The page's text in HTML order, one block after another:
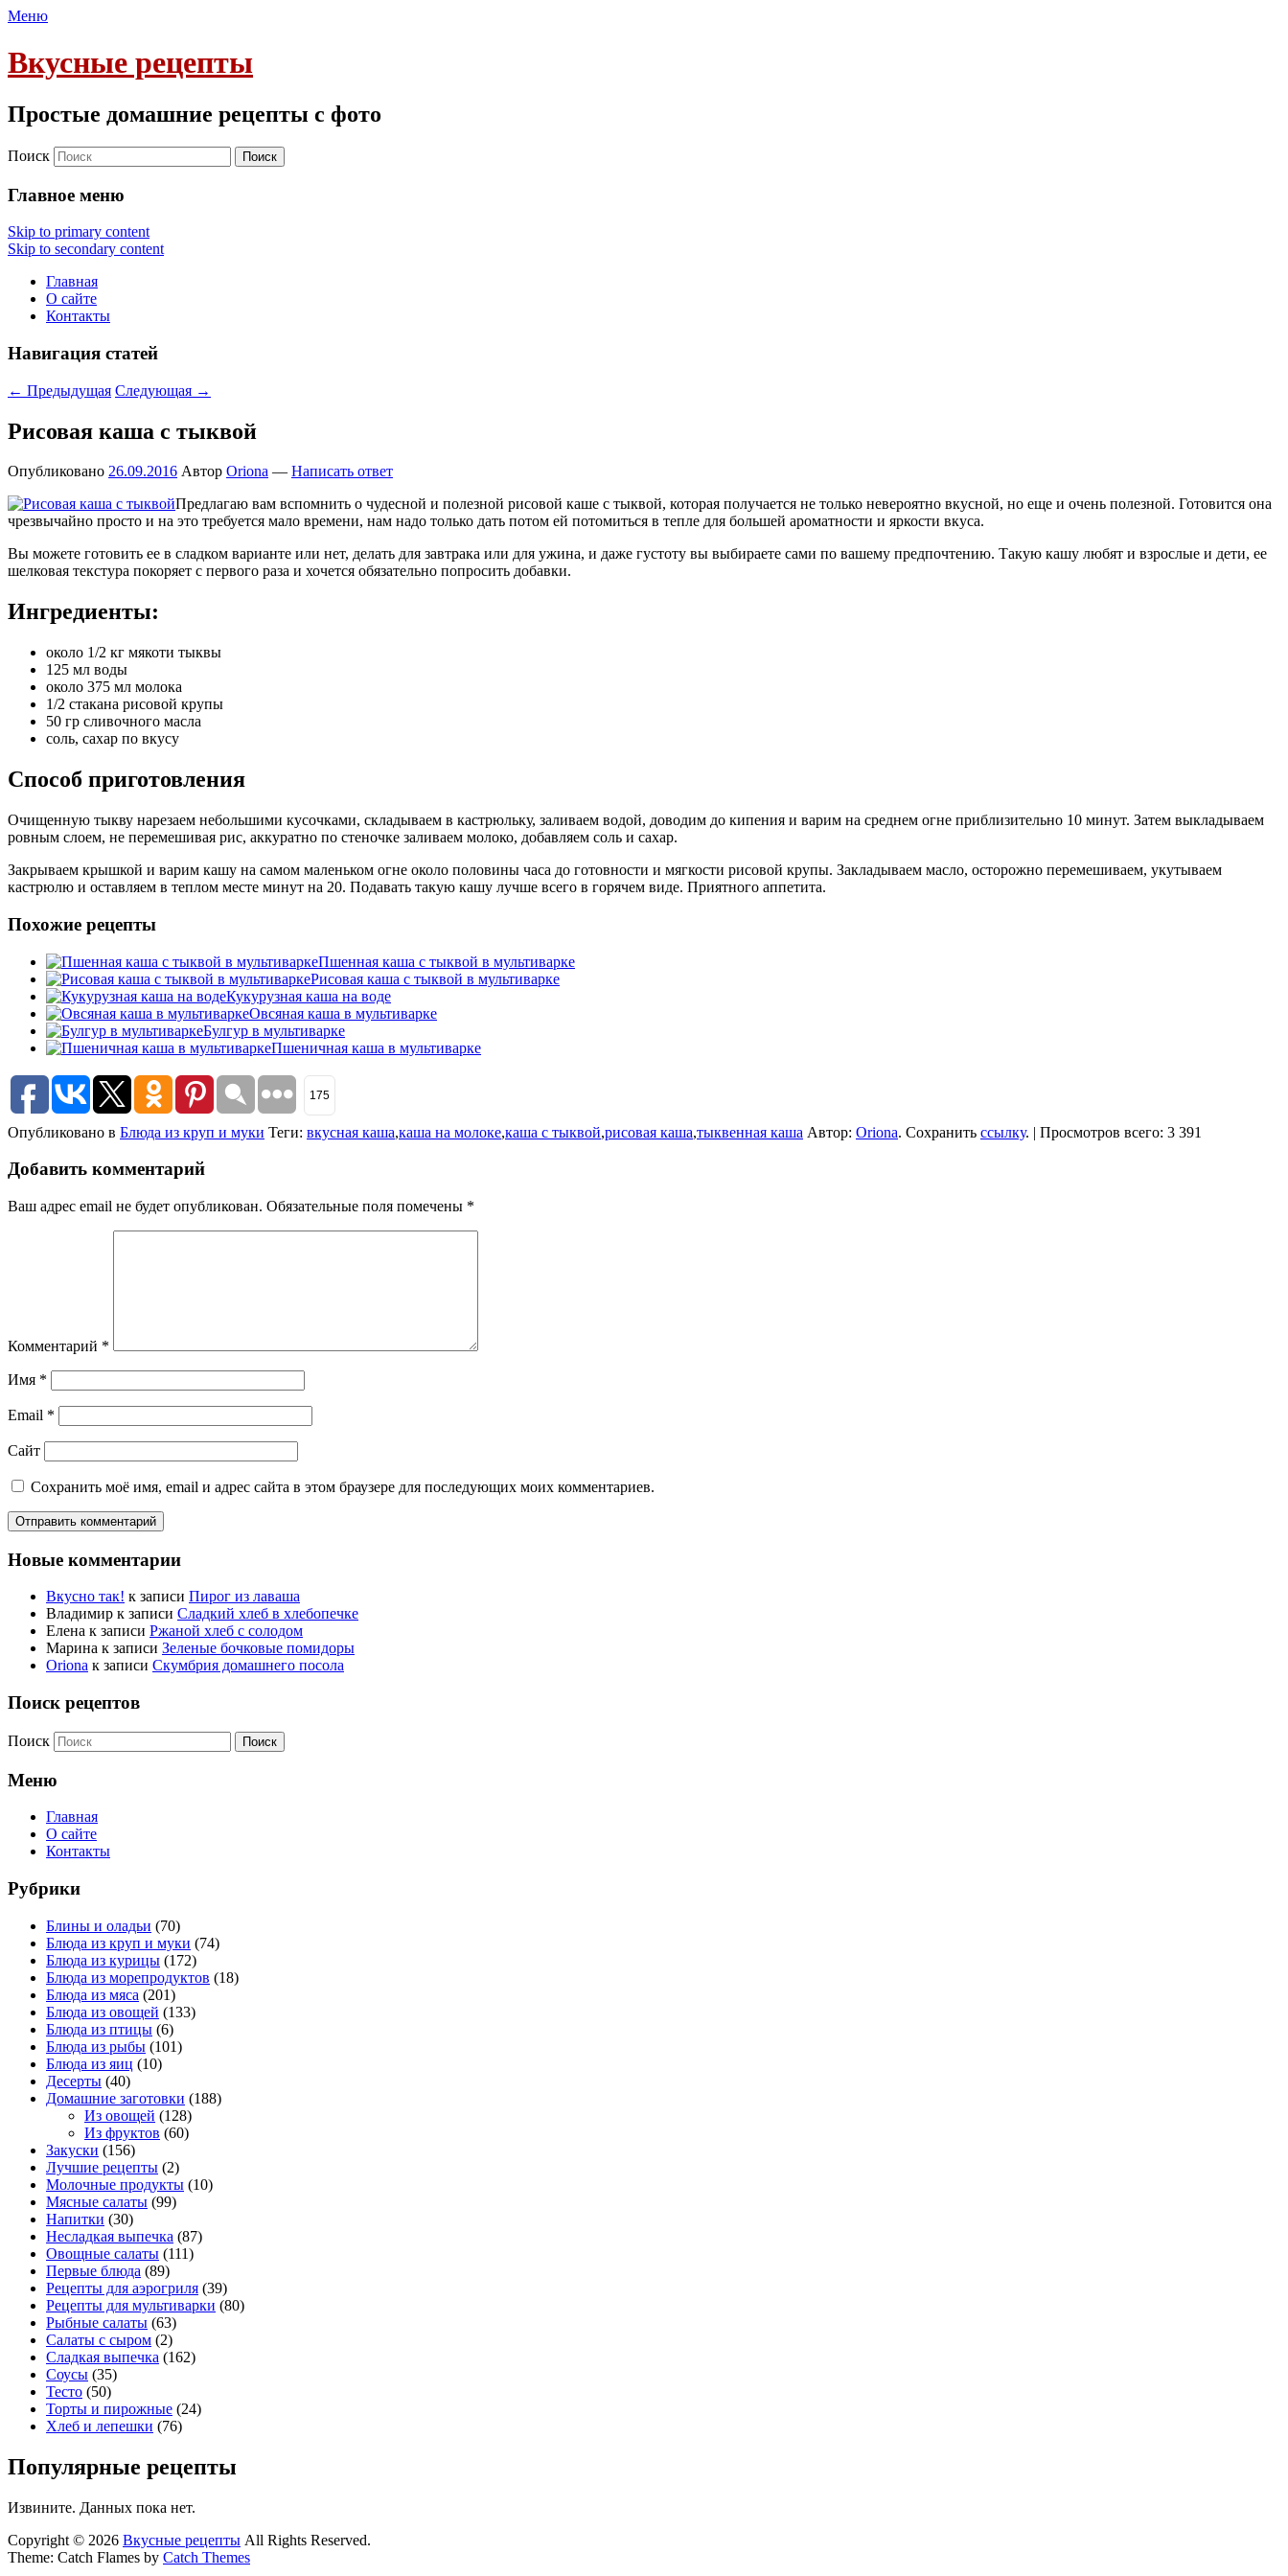
Меню
Вкусные рецепты
Простые домашние рецепты с фото
Поиск
Главное меню
Skip to primary content
Skip to secondary content
Главная
О сайте
Контакты
Навигация статей
← Предыдущая Следующая →
Рисовая каша с тыквой
Опубликовано 26.09.2016 Автор Oriona — Написать ответ
Предлагаю вам вспомнить о чудесной и полезной рисовой каше с тыквой, которая получается не только невероятно вкусной, но еще и очень полезной. Готовится она
чрезвычайно просто и на это требуется мало времени, нам надо только дать потом ей потомиться в тепле для большей ароматности и яркости вкуса.
Вы можете готовить ее в сладком варианте или нет, делать для завтрака или для ужина, и даже густоту вы выбираете сами по вашему предпочтению. Такую кашу любят и взрослые и дети, ее
шелковая текстура покоряет с первого раза и хочется обязательно попросить добавки.
Ингредиенты:
около 1/2 кг мякоти тыквы
125 мл воды
около 375 мл молока
1/2 стакана рисовой крупы
50 гр сливочного масла
соль, сахар по вкусу
Способ приготовления
Очищенную тыкву нарезаем небольшими кусочками, складываем в кастрюльку, заливаем водой, доводим до кипения и варим на среднем огне приблизительно 10 минут. Затем выкладываем
ровным слоем, не перемешивая рис, аккуратно по стеночке заливаем молоко, добавляем соль и сахар.
Закрываем крышкой и варим кашу на самом маленьком огне около половины часа до готовности и мягкости рисовой крупы. Закладываем масло, осторожно перемешиваем, укутываем
кастрюлю и оставляем в теплом месте минут на 20. Подавать такую кашу лучше всего в горячем виде. Приятного аппетита.
Похожие рецепты
Пшенная каша с тыквой в мультиварке
Рисовая каша с тыквой в мультиварке
Кукурузная каша на воде
Овсяная каша в мультиварке
Булгур в мультиварке
Пшеничная каша в мультиварке
175
Опубликовано в Блюда из круп и муки Теги: вкусная каша,каша на молоке,каша с тыквой,рисовая каша,тыквенная каша Автор: Oriona. Сохранить ссылку. | Просмотров всего: 3 391
Добавить комментарий
Ваш адрес email не будет опубликован. Обязательные поля помечены *
Комментарий *
Имя *
Email *
Сайт
Сохранить моё имя, email и адрес сайта в этом браузере для последующих моих комментариев.
Новые комментарии
Вкусно так! к записи Пирог из лаваша
Владимир к записи Сладкий хлеб в хлебопечке
Елена к записи Ржаной хлеб с солодом
Марина к записи Зеленые бочковые помидоры
Oriona к записи Скумбрия домашнего посола
Поиск рецептов
Поиск
Меню
Главная
О сайте
Контакты
Рубрики
Блины и оладьи (70)
Блюда из круп и муки (74)
Блюда из курицы (172)
Блюда из морепродуктов (18)
Блюда из мяса (201)
Блюда из овощей (133)
Блюда из птицы (6)
Блюда из рыбы (101)
Блюда из яиц (10)
Десерты (40)
Домашние заготовки (188)
Из овощей (128)
Из фруктов (60)
Закуски (156)
Лучшие рецепты (2)
Молочные продукты (10)
Мясные салаты (99)
Напитки (30)
Несладкая выпечка (87)
Овощные салаты (111)
Первые блюда (89)
Рецепты для аэрогриля (39)
Рецепты для мультиварки (80)
Рыбные салаты (63)
Салаты с сыром (2)
Сладкая выпечка (162)
Соусы (35)
Тесто (50)
Торты и пирожные (24)
Хлеб и лепешки (76)
Популярные рецепты
Извините. Данных пока нет.
Copyright © 2026 Вкусные рецепты All Rights Reserved.
Theme: Catch Flames by Catch Themes